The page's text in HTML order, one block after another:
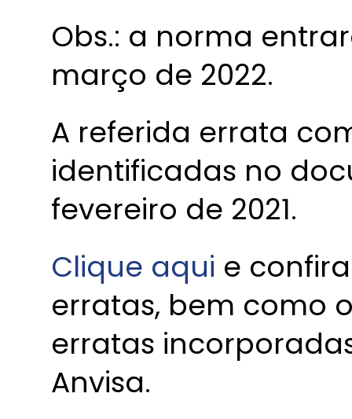
Obs.: a norma
março de 2022.
A referida errata
identificadas no
fevereiro de 2021.
Clique aqui e
erratas, bem como
erratas
Anvisa.